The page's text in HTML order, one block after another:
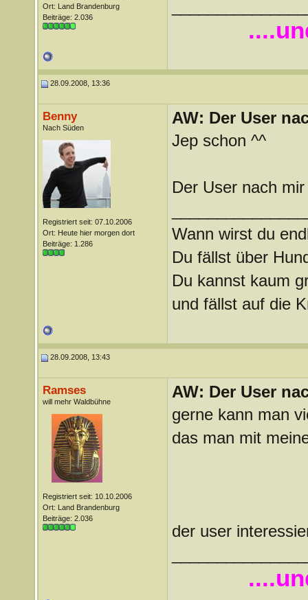
Ort: Land Brandenburg
Beiträge: 2.036
28.09.2008, 13:36
Benny
Nach Süden
Registriert seit: 07.10.2006
Ort: Heute hier morgen dort
Beiträge: 1.286
AW: Der User
Jep schon ^^
Der User nach
Wann wirst du
Du fällst über
Du kannst kaum
und fällst auf die
28.09.2008, 13:43
Ramses
will mehr Waldbühne
Registriert seit: 10.10.2006
Ort: Land Brandenburg
Beiträge: 2.036
AW: Der User
gerne kann man
das man mit
der user